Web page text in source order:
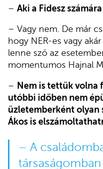
– Aki a Fidesz
– Vagy nem. De már
hogy NER-es vagy
lenne szó az
momentumos Hajnal
– Nem is tettük volna
utóbbi időben nem
üzletemberként olyan
Ákos is
– A